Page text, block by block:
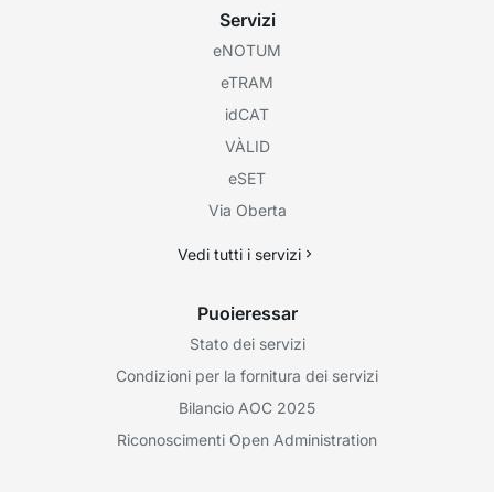
Servizi
eNOTUM
eTRAM
idCAT
VÀLID
eSET
Via Oberta
Vedi tutti i servizi
Puoieressar
Stato dei servizi
Condizioni per la fornitura dei servizi
Bilancio AOC 2025
Riconoscimenti Open Administration